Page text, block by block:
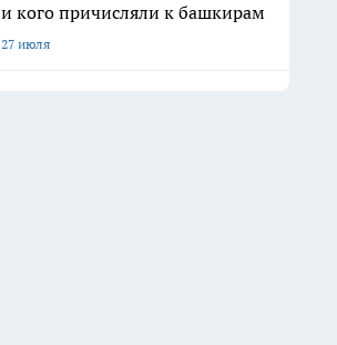
и кого причисляли к башкирам
27 июля